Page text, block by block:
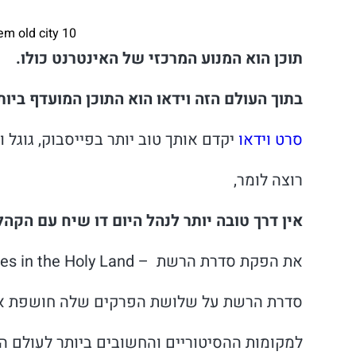
10 must sees in the Holy Land- Jerusalem old city
תוכן הוא המנוע המרכזי של האינטרנט כולו.
בתוך העולם הזה וידאו הוא התוכן המועדף
סרט וידאו יקדם אותך טוב יותר בפייסבוק,
רוצה לומר,
אין דרך טובה יותר לנהל היום דו שיח עם
את הפקת סדרת הרשת – Ten Must sees in the Holy Land
סדרת הרשת על שלושת הפרקים שלה חושפת
למקומות ההסיטוריים והחשובים ביותר